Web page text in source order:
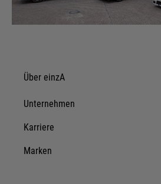
Über einzA
Unternehmen
Karriere
Marken